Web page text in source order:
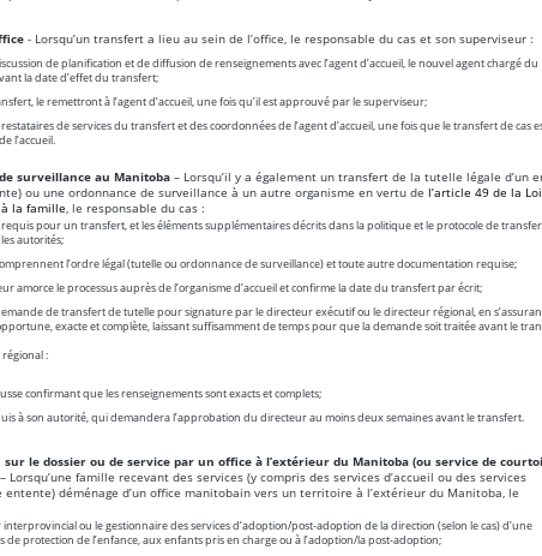
- Lorsqu’un transfert a lieu au sein de l’office, le responsable du cas et son superviseur :
de planification et de diffusion de renseignements avec l’agent d’accueil, le nouvel agent chargé du
la date d’effet du transfert;
le remettront à l’agent d’accueil, une fois qu’il est approuvé par le superviseur;
de services du transfert et des coordonnées de l’agent d’accueil, une fois que le transfert de cas
l’accueil.
surveillance au Manitoba– Lorsqu’il y a également un transfert de la tutelle légale d’un
ou une ordonnance de surveillance à un autre organisme en vertu de l’article 49 de la
la famille, le responsable du cas:
pour un transfert, et les éléments supplémentaires décrits dans la politique et le protocole de
autorités;
l’ordre légal (tutelle ou ordonnance de surveillance) et toute autre documentation requise;
amorce le processus auprès de l’organisme d’accueil et confirme la date du transfert par écrit;
de transfert de tutelle pour signature par le directeur exécutif ou le directeur régional, en
exacte et complète, laissant suffisamment de temps pour que la demande soit traitée avant le
:
confirmant que les renseignements sont exacts et complets;
à son autorité, qui demandera l’approbation du directeur au moins deux semaines avant le transfert.
sur le dossier ou de service par un office à l’extérieur du Manitoba (ou service de
– Lorsqu’une famille recevant des services (y compris des services d’accueil ou des services
entente) déménage d’un office manitobain vers un territoire à l’extérieur du Manitoba, le
ou le gestionnaire des services d’adoption/post-adoption de la direction (selon le cas) d’une
de protection de l’enfance, aux enfants pris en charge ou à l’adoption/la post-adoption;